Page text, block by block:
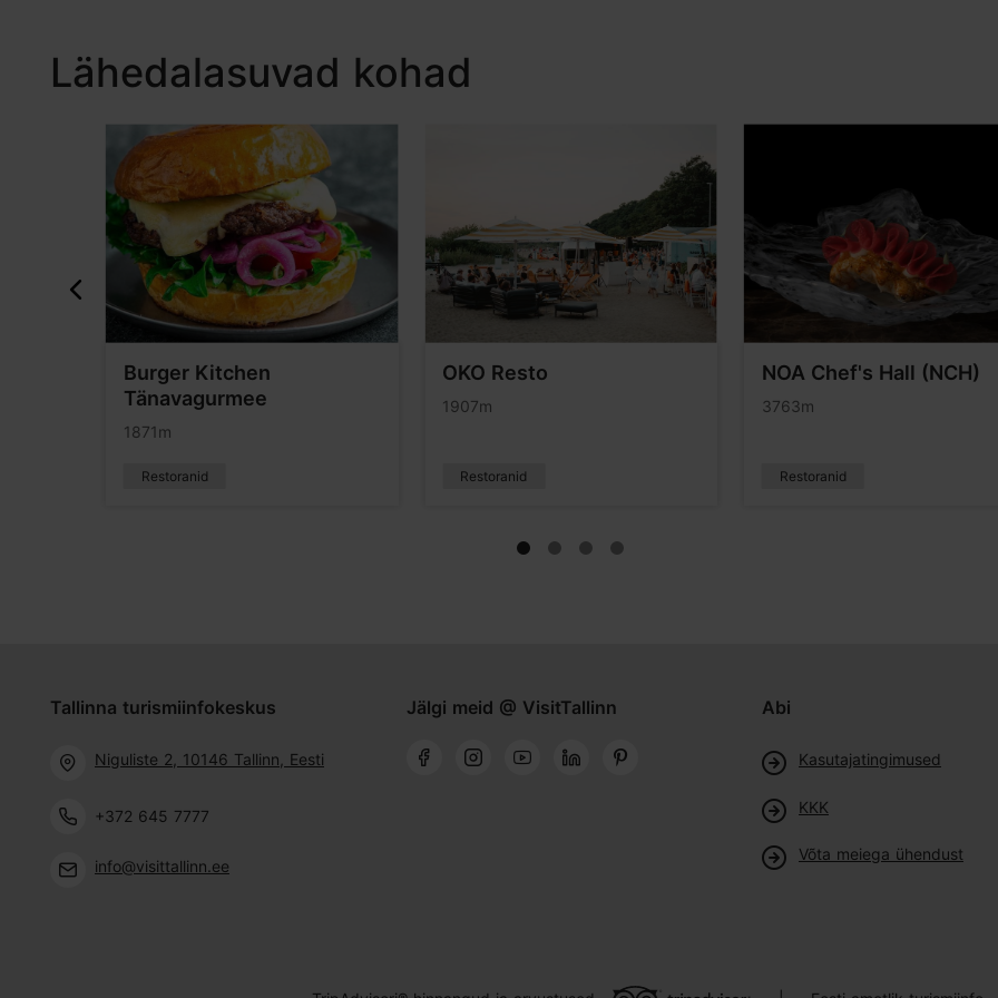
Lähedalasuvad kohad
Burger Kitchen
Tänavagurmee
1871m
Restoranid
OKO Resto
1907m
Restoranid
NOA Chef's Hall (NCH)
3763m
Restoranid
Tallinna turismiinfokeskus
Niguliste 2, 10146 Tallinn, Eesti
+372 645 7777
info@visittallinn.ee
Jälgi meid @ VisitTallinn Abi
Kasutajatingimused
KKK
Võta meiega ühendust